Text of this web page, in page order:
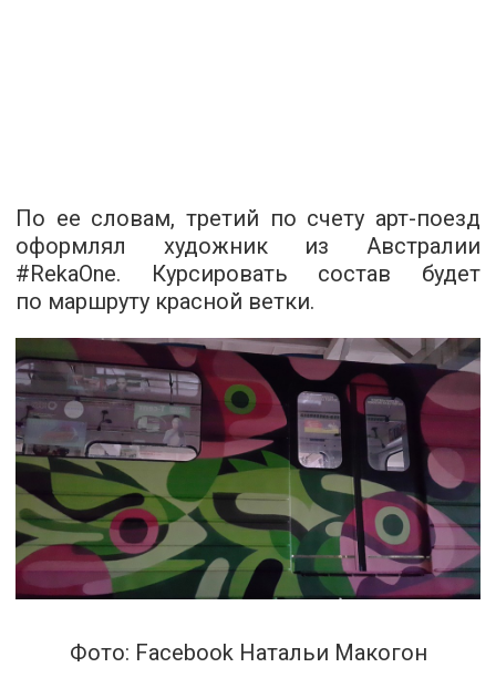
По ее словам, третий по счету арт-поезд
оформлял художник из Австралии
#RekaOne. Курсировать состав будет
по маршруту красной ветки.
Фото: Facebook Натальи Макогон